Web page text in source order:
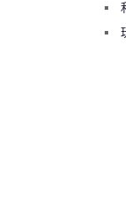
绕梁
曾